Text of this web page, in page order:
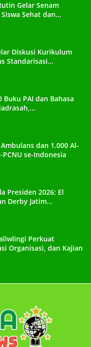
Gelar Senam
Sehat dan...
Diskusi Kurikulum
Standarisasi...
Buku PAI dan Bahasa
dan 1.000 Al-
se-Indonesia
Presiden 2026: El
Derby Jatim...
Perkuat
Organisasi, dan Kajian